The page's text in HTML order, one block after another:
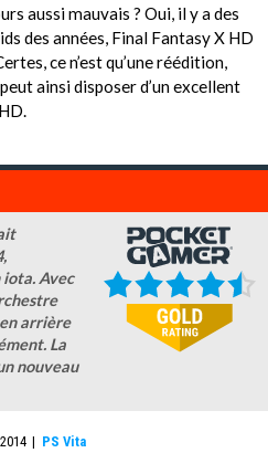
aussi mauvais ? Oui, il y a des
des années, Final Fantasy X HD
ce n’est qu’une réédition,
ainsi disposer d’un excellent
iota. Avec
arrière
La
nouveau
| PS Vita